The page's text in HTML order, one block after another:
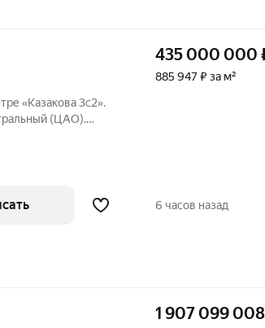
«Казакова 3с2».
(ЦАО).
наземного
435 000 000
885 947 ₽ за м²
6 часов назад
1 907 099 008